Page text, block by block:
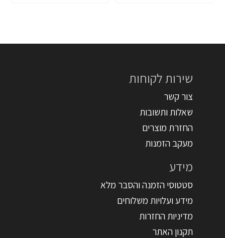
שירות לקוחות
צור קשר
שאלות ותשובות
החזרת מוצרים
מעקב הזמנות
מידע
סטטוסי הזמנה והסבר מלא
מידע ועלויות משלוחים
מדיניות החזרות
תקנון האתר